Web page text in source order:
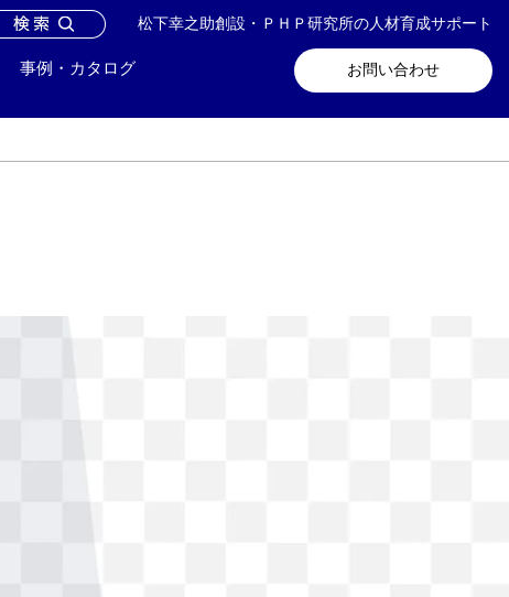
松下幸之助創設・ＰＨＰ研究所の人材育成サポート
お問い合わせ
事例・カタログ
お問い合わせ メールマガジン登録